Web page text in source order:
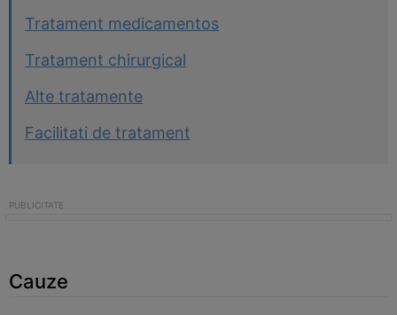
Tratament medicamentos
Tratament chirurgical
Alte tratamente
Facilitati de tratament
Cauze